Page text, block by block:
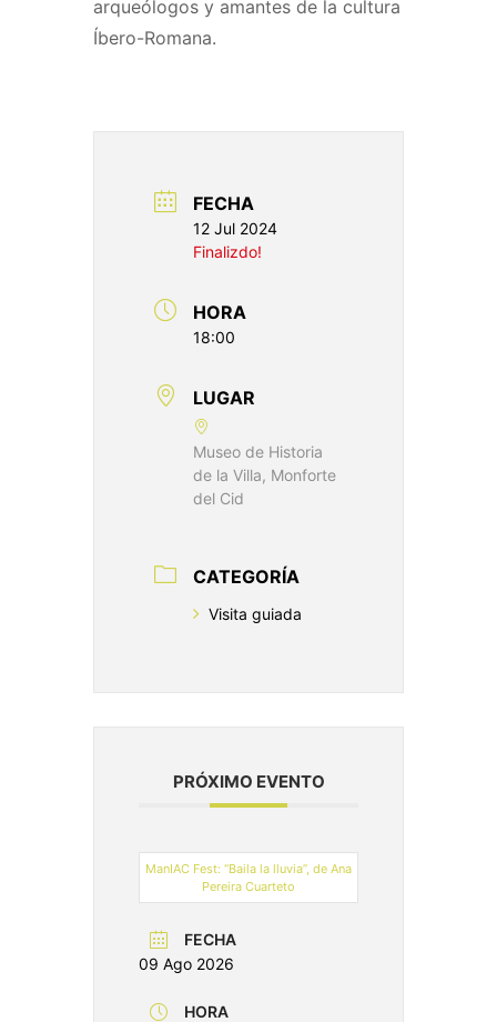
arqueólogos y amantes de la cultura
Íbero-Romana.
FECHA
12 Jul 2024
Finalizdo!
HORA
18:00
LUGAR
Museo de Historia
de la Villa, Monforte
del Cid
CATEGORÍA
Visita guiada
PRÓXIMO EVENTO
ManIAC Fest: “Baila la lluvia”, de Ana
Pereira Cuarteto
FECHA
09 Ago 2026
HORA